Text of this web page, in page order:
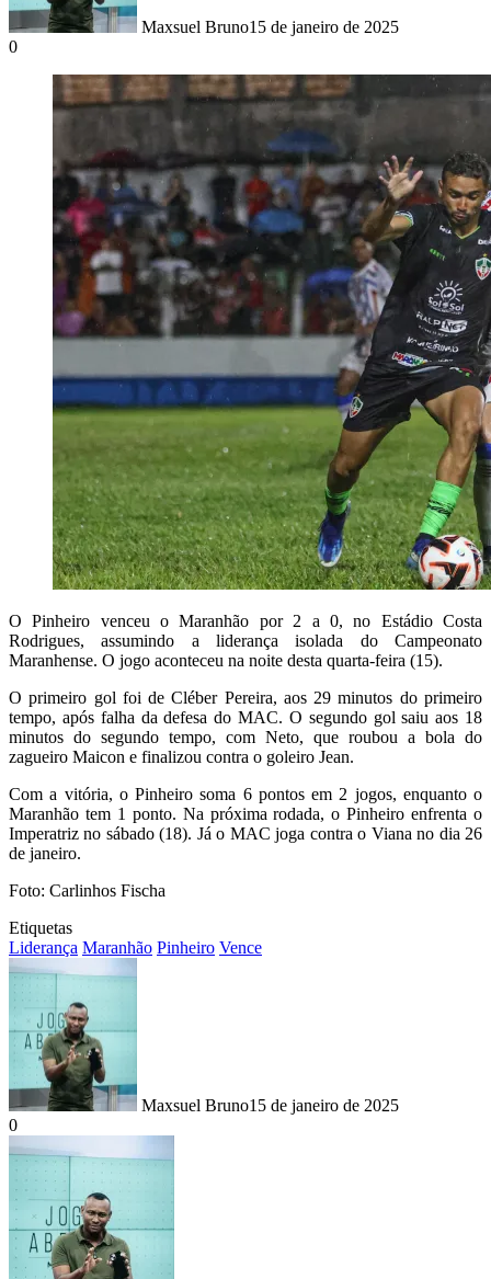
Maxsuel Bruno15 de janeiro de 2025
0
O Pinheiro venceu o Maranhão por 2 a 0, no Estádio Costa
Rodrigues, assumindo a liderança isolada do Campeonato
Maranhense. O jogo aconteceu na noite desta quarta-feira (15).
O primeiro gol foi de Cléber Pereira, aos 29 minutos do primeiro
tempo, após falha da defesa do MAC. O segundo gol saiu aos 18
minutos do segundo tempo, com Neto, que roubou a bola do
zagueiro Maicon e finalizou contra o goleiro Jean.
Com a vitória, o Pinheiro soma 6 pontos em 2 jogos, enquanto o
Maranhão tem 1 ponto. Na próxima rodada, o Pinheiro enfrenta o
Imperatriz no sábado (18). Já o MAC joga contra o Viana no dia 26
de janeiro.
Foto: Carlinhos Fischa
Etiquetas
Liderança Maranhão Pinheiro Vence
Maxsuel Bruno15 de janeiro de 2025
0